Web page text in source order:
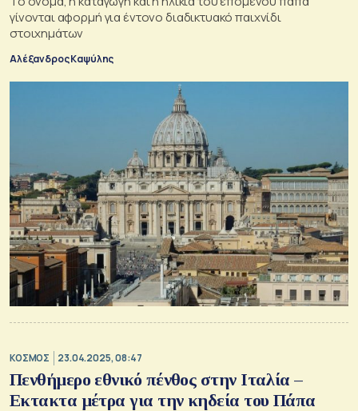
γίνονται αφορμή για έντονο διαδικτυακό παιχνίδι
στοιχημάτων
Αλέξανδρος Καψύλης
ΚΟΣΜΟΣ 23.04.2025, 08:47
Πενθήμερο εθνικό πένθος στην Ιταλία –
Eκτακτα μέτρα για την κηδεία του Πάπα